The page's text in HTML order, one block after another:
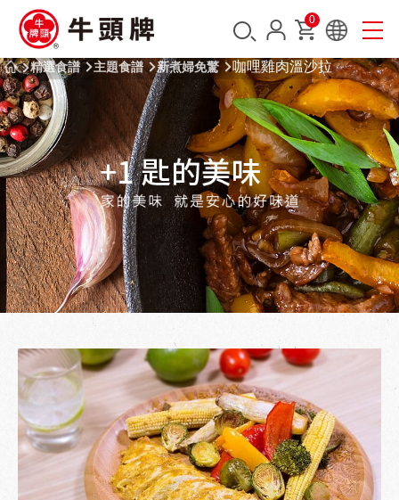
0
精選食譜 主題食譜 新煮婦免驚 咖哩雞肉溫沙拉